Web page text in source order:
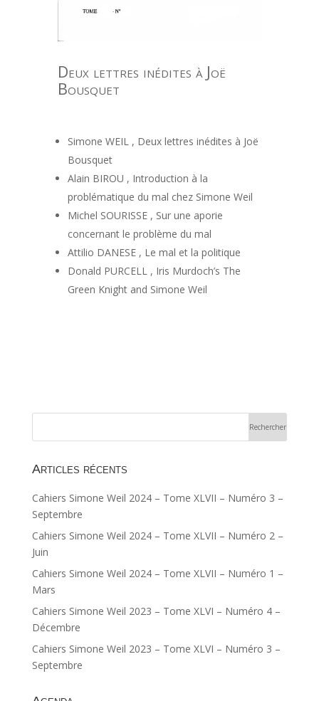
Deux lettres inédites à Joë
Bousquet
Simone WEIL , Deux lettres inédites à Joë
Bousquet
Alain BIROU , Introduction à la
problématique du mal chez Simone Weil
Michel SOURISSE , Sur une aporie
concernant le problème du mal
Attilio DANESE , Le mal et la politique
Donald PURCELL , Iris Murdoch’s The
Green Knight and Simone Weil
Articles récents
Cahiers Simone Weil 2024 – Tome XLVII – Numéro 3 –
Septembre
Cahiers Simone Weil 2024 – Tome XLVII – Numéro 2 –
Juin
Cahiers Simone Weil 2024 – Tome XLVII – Numéro 1 –
Mars
Cahiers Simone Weil 2023 – Tome XLVI – Numéro 4 –
Décembre
Cahiers Simone Weil 2023 – Tome XLVI – Numéro 3 –
Septembre